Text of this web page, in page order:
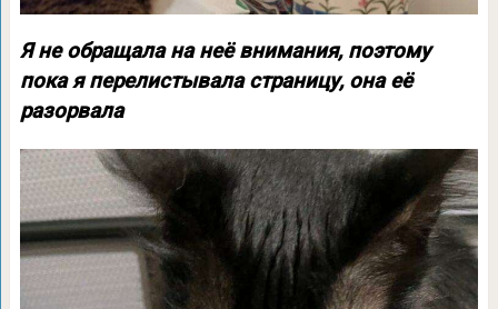
Я не обращала на неё внимания, поэтому
пока я перелистывала страницу, она её
разорвала